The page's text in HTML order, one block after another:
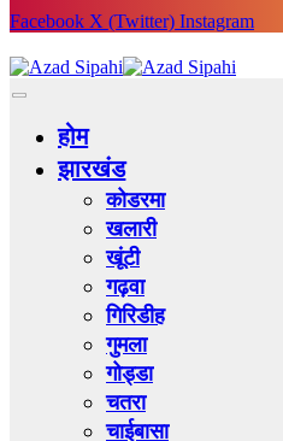
Facebook X (Twitter) Instagram
होम
झारखंड
कोडरमा
खलारी
खूंटी
गढ़वा
गिरिडीह
गुमला
गोड्डा
चतरा
चाईबासा